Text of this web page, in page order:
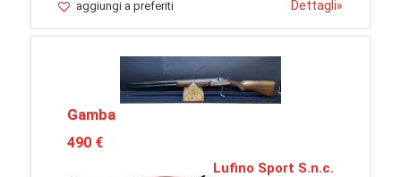
aggiungi a preferiti Dettagli»
Gamba
490 €
Lufino Sport S.n.c.